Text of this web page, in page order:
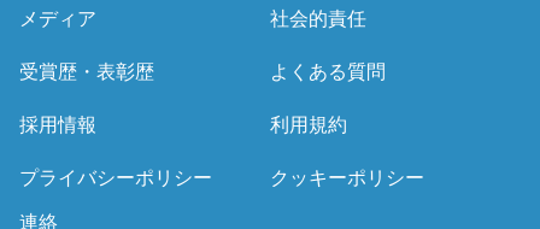
メディア 社会的責任
受賞歴・表彰歴 よくある質問
採用情報 利用規約
プライバシーポリシー クッキーポリシー
連絡